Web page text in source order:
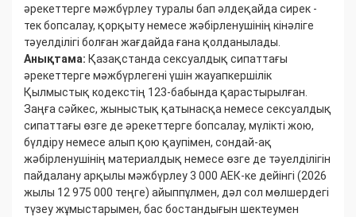
әрекеттерге мәжбүрлеу туралы бап әлдеқайда сирек -
тек бопсалау, қорқыту немесе жәбірленушінің кінәліге
тәуелділігі болған жағдайда ғана қолданылады.
Анықтама: Қазақстанда сексуалдық сипаттағы
әрекеттерге мәжбүрлегені үшін жауапкершілік
Қылмыстық кодекстің 123-бабында қарастырылған.
Заңға сәйкес, жыныстық қатынасқа немесе сексуалдық
сипаттағы өзге де әрекеттерге бопсалау, мүлікті жою,
бүлдіру немесе алып қою қаупімен, сондай-ақ
жәбірленушінің материалдық немесе өзге де тәуелділігін
пайдалану арқылы мәжбүрлеу 3 000 АЕК-ке дейінгі (2026
жылы 12 975 000 теңге) айыппұлмен, дәл сол мөлшердегі
түзеу жұмыстарымен, бас бостандығын шектеумен